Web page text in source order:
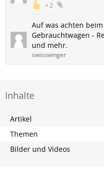
2
Auf was achten
Gebrauchtwagen -
und mehr.
swisswinger
Inhalte
Artikel
Themen
Bilder und Videos